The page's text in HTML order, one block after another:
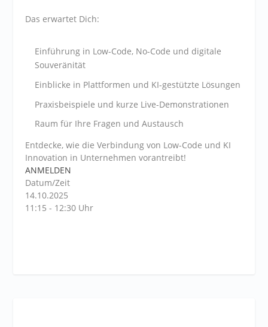
Das erwartet Dich:
Einführung in Low-Code, No-Code und digitale
Souveränität
Einblicke in Plattformen und KI-gestützte Lösungen
Praxisbeispiele und kurze Live-Demonstrationen
Raum für Ihre Fragen und Austausch
Entdecke, wie die Verbindung von Low-Code und KI
Innovation in Unternehmen vorantreibt!
ANMELDEN
Datum/Zeit
14.10.2025
11:15 - 12:30 Uhr